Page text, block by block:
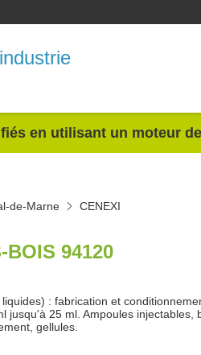
en utilisant un moteur
de-Marne CENEXI
BOIS 94120
: fabrication et
25 ml. Ampoules injectables,
gellules.